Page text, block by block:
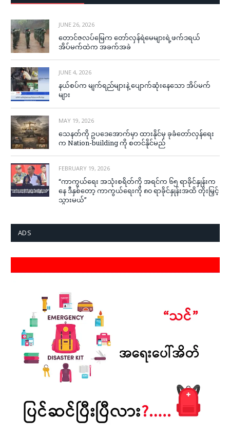
JUNE 26, 2026
တောင်ဇလပ်မြေက တော်လှန်ရဲမေများရဲ့ဖက်ဒရယ်
အိပ်မက်ထဲက အခက်အခဲ
JUNE 4, 2026
နယ်စပ်က မျက်ရည်များနဲ့ ပျောက်ဆုံးနေသော အိပ်မက်
များ
MAY 19, 2026
သေနတ်ကို ဥပဒေအောက်မှာ ထားနိုင်မှ ခုခံတော်လှန်ရေး
က Nation-building ကို စတင်နိုင်မည်
FEBRUARY 19, 2026
“ကာကွယ်ရေး အသုံးစရိတ်ကို အရင်က ၆၅ ရာခိုင်နှုန်းက
နေ ဒီနှစ်တော့ ကာကွယ်ရေးကို ၈၀ ရာခိုင်နှုန်းအထိ တိုးမြှင့်
သွားမယ်”
ADS